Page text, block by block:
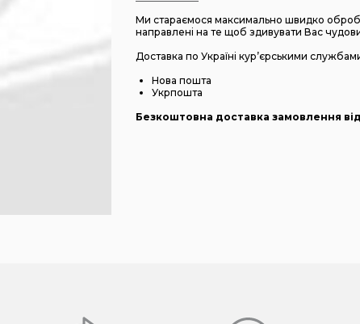
Ми стараємося максимально швидко
направлені на те щоб здивувати Вас
Доставка по Україні кур’єрськими
Нова пошта
Укрпошта
Безкоштовна доставка замовлення